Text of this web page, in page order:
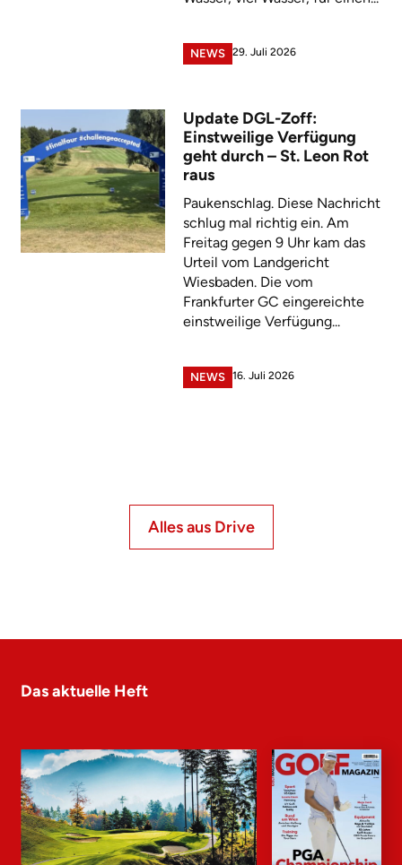
NEWS 29. Juli 2026
Update DGL-Zoff:
Einstweilige Verfügung
geht durch – St. Leon Rot
raus
Paukenschlag. Diese Nachricht
schlug mal richtig ein. Am
Freitag gegen 9 Uhr kam das
Urteil vom Landgericht
Wiesbaden. Die vom
Frankfurter GC eingereichte
einstweilige Verfügung...
NEWS 16. Juli 2026
Alles aus Drive
Das aktuelle Heft